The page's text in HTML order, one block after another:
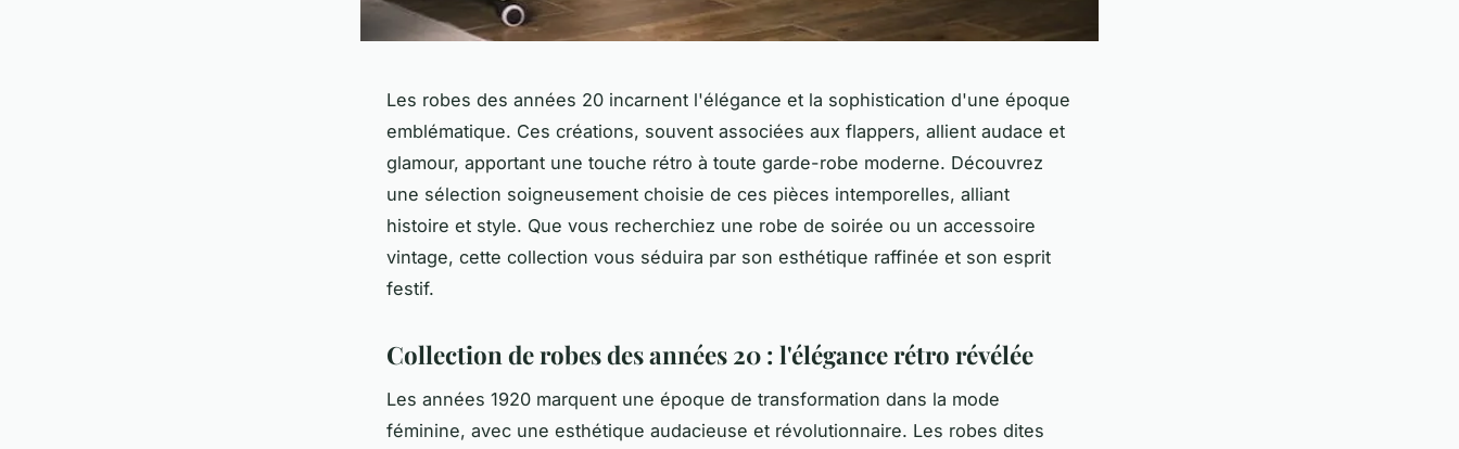
Les robes des années 20 incarnent l'élégance et la sophistication d'une époque
emblématique. Ces créations, souvent associées aux flappers, allient audace et
glamour, apportant une touche rétro à toute garde-robe moderne. Découvrez
une sélection soigneusement choisie de ces pièces intemporelles, alliant
histoire et style. Que vous recherchiez une robe de soirée ou un accessoire
vintage, cette collection vous séduira par son esthétique raffinée et son esprit
festif.
Collection de robes des années 20 : l'élégance rétro révélée
Les années 1920 marquent une époque de transformation dans la mode
féminine, avec une esthétique audacieuse et révolutionnaire. Les robes dites